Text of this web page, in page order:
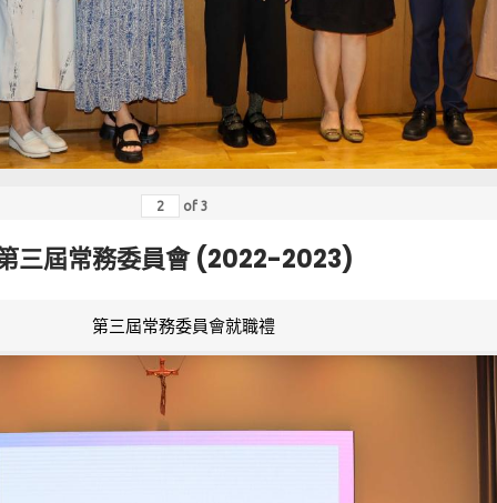
of 3
三屆常務委員會 (2022-2023)
第三屆常務委員會就職禮